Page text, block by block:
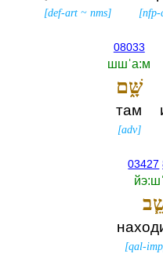
[nfp-
[def-art~ nms]
08033
шшˈа:м
שָּׁ֑ם
там
[adv]
03427
[qal-